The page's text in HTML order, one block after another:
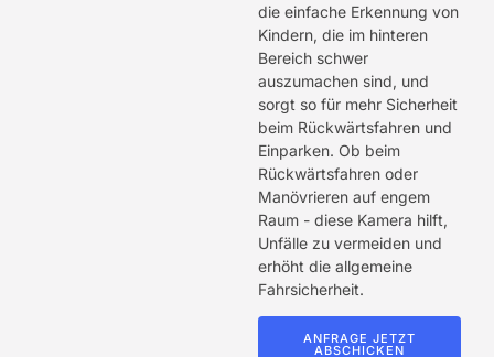
die einfache Erkennung von
Kindern, die im hinteren
Bereich schwer
auszumachen sind, und
sorgt so für mehr Sicherheit
beim Rückwärtsfahren und
Einparken. Ob beim
Rückwärtsfahren oder
Manövrieren auf engem
Raum - diese Kamera hilft,
Unfälle zu vermeiden und
erhöht die allgemeine
Fahrsicherheit.
ANFRAGE JETZT
ABSCHICKEN